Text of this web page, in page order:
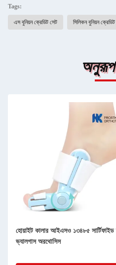
Tags:
এস বুনিয়ন ক্রেডিট সেট সিলিকন বুনিয়ন
হোয়াইট কালার আইএসও ১৩৪৮৫ সার্টিফাইড
ভ্যালগাস অরথোসিস